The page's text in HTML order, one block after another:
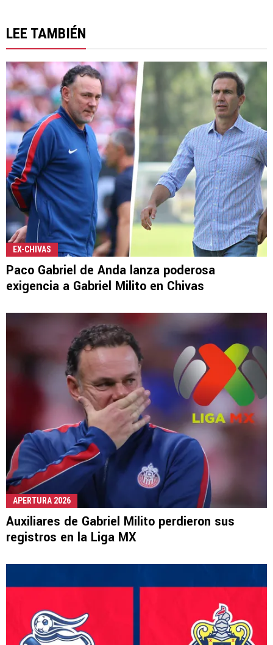
LEE TAMBIÉN
EX-CHIVAS
Paco Gabriel de Anda lanza poderosa
exigencia a Gabriel Milito en Chivas
APERTURA 2026
Auxiliares de Gabriel Milito perdieron sus
registros en la Liga MX